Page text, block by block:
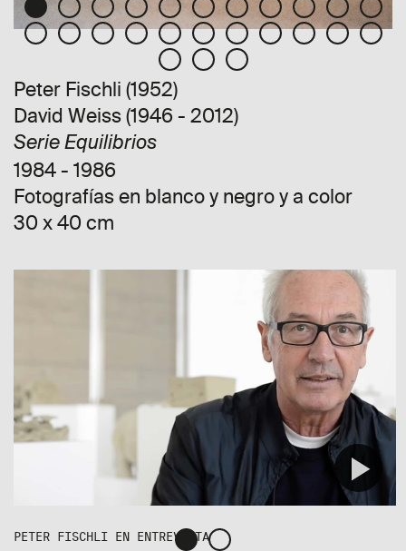
Peter Fischli (1952)
David Weiss (1946 - 2012)
Serie Equilibrios
1984 - 1986
Fotografías en blanco y negro y a color
30 x 40 cm
PETER FISCHLI EN ENTREVISTA